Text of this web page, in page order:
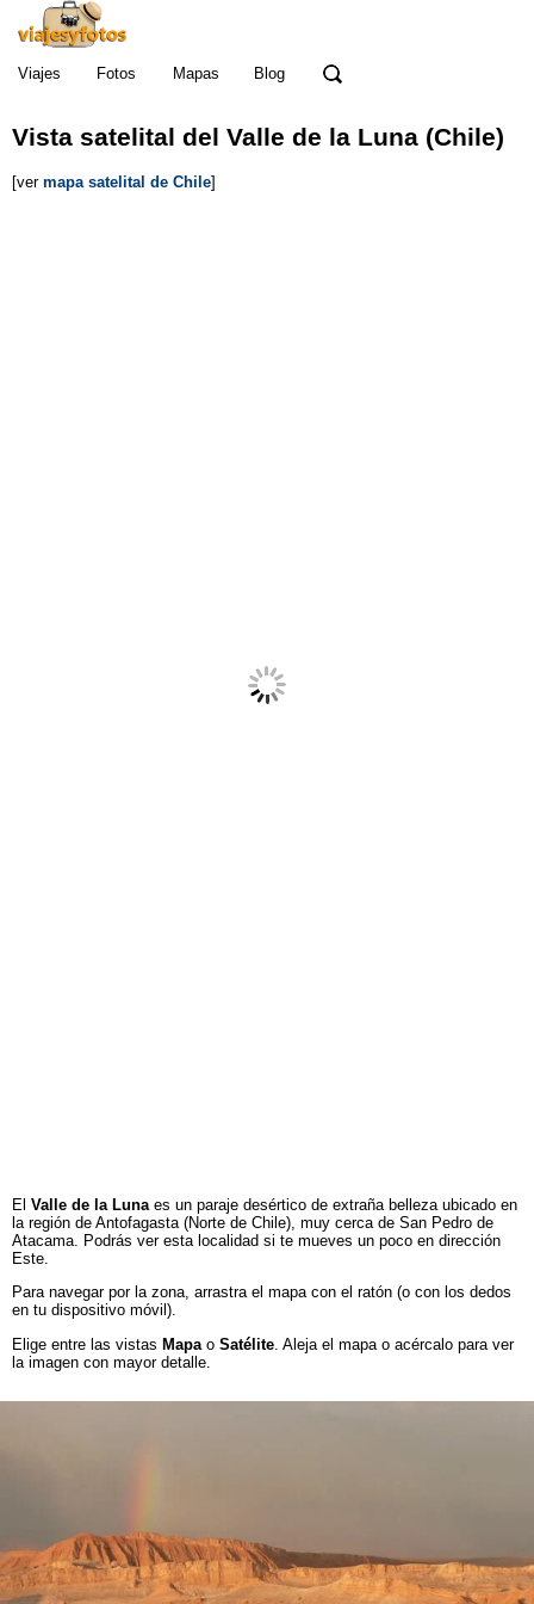
Viajes Fotos Mapas Blog
Vista satelital del Valle de la Luna (Chile)
[ver mapa satelital de Chile]
El Valle de la Lunaes un paraje desértico de extraña belleza ubicado en
la región de Antofagasta (Norte de Chile), muy cerca de San Pedro de
Atacama. Podrás ver esta localidad si te mueves un poco en dirección
Este.
Para navegar por la zona, arrastra el mapa con el ratón (o con los dedos
en tu dispositivo móvil).
Elige entre las vistas Mapa o Satélite . Aleja el mapa o acércalo para ver
la imagen con mayor detalle.